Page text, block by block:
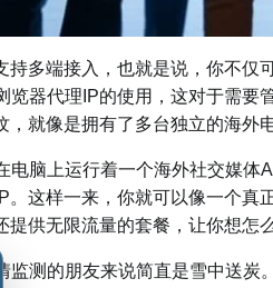
持多端接入，也就是说，你不仅
览器代理IP的使用，这对于需
就像是拥有了多台独立的海外
电脑上运行着一个海外社交媒体
。这样一来，你就可以像一个
提供无限流量的套餐，让你想怎
监测的朋友来说简直是雪中送